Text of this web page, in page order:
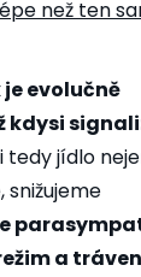
než ten
je evolučně
kdysi
tedy jídlo
snižujeme
a